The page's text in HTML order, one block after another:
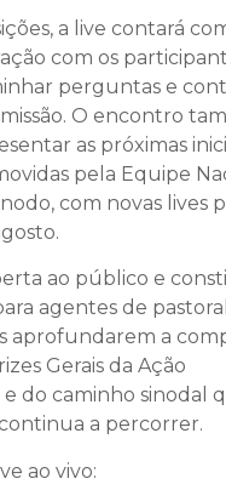
a live contará
com os
perguntas e
O encontro
as próximas
pela Equipe
com novas lives
ao público e
agentes de
aprofundarem a
Gerais da Ação
do caminho sinodal
a percorrer.
ao vivo: